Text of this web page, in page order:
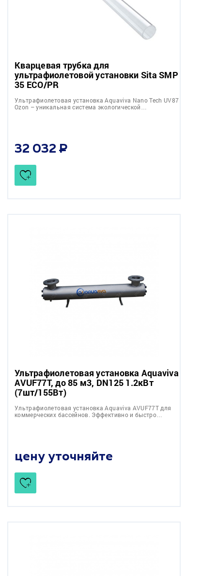
Кварцевая трубка для
ультрафиолетовой установки Sita SMP
35 ECO/PR
Ультрафиолетовая установка Aquaviva Nano Tech UV87
Ozon – уникальная система экологической…
32 032
Ультрафиолетовая установка Aquaviva
AVUF77T, до 85 м3, DN125 1.2кВт
(7шт/155Вт)
Ультрафиолетовая установка Aquaviva AVUF77T для
коммерческих бассейнов. Эффективно и быстро…
цену уточняйте